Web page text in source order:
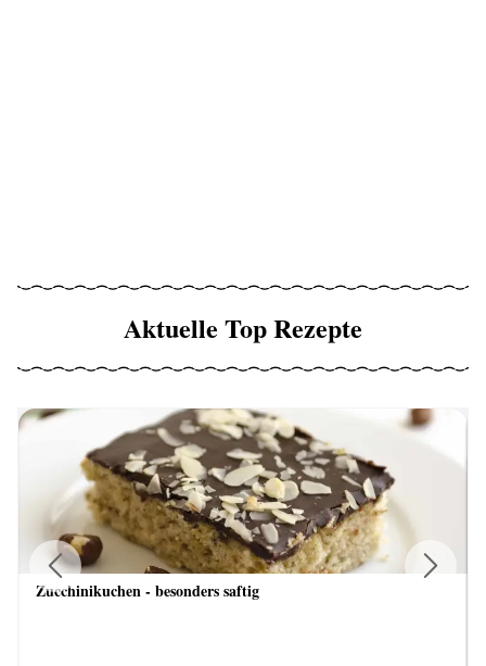
Aktuelle Top Rezepte
Zucchinikuchen - besonders saftig
Previous